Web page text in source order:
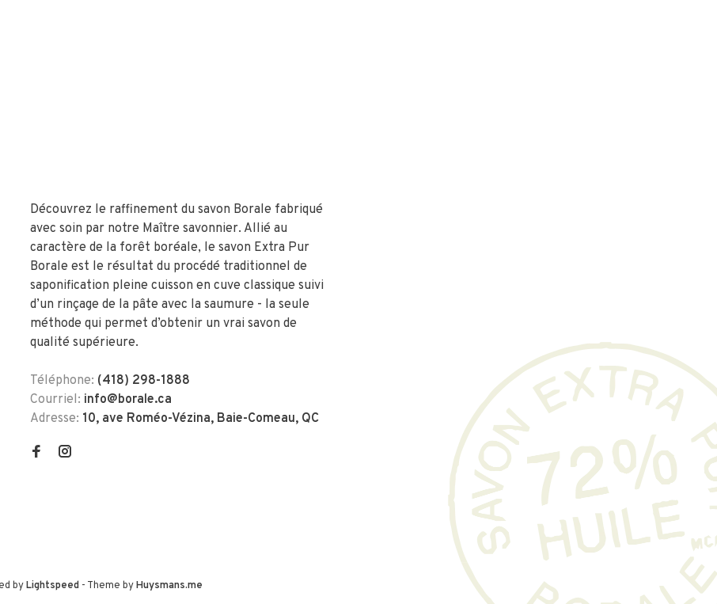
Découvrez le raffinement du savon Borale fabriqué
avec soin par notre Maître savonnier. Allié au
caractère de la forêt boréale, le savon Extra Pur
Borale est le résultat du procédé traditionnel de
saponification pleine cuisson en cuve classique suivi
d’un rinçage de la pâte avec la saumure - la seule
méthode qui permet d’obtenir un vrai savon de
qualité supérieure.
Téléphone: (418) 298-1888
Courriel: info@borale.ca
Adresse: 10, ave Roméo-Vézina, Baie-Comeau, QC
byLightspeed - Theme byHuysmans.me